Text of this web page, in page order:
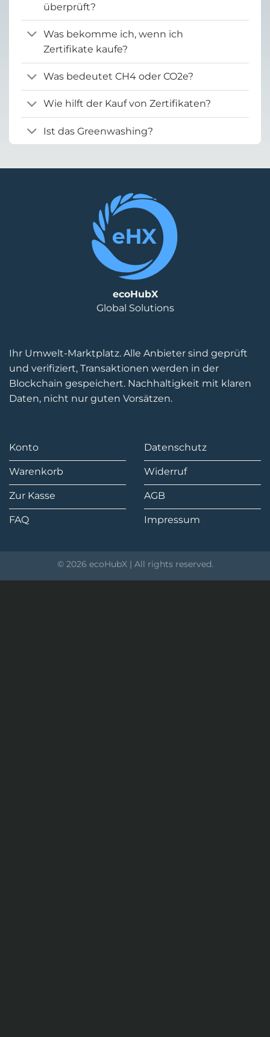
überprüft?
Was bekomme ich, wenn ich
Zertifikate kaufe?
Was bedeutet CH4 oder CO2e?
Wie hilft der Kauf von Zertifikaten?
Ist das Greenwashing?
Ihr Umwelt-Marktplatz. Alle Anbieter sind geprüft
und verifiziert, Transaktionen werden in der
Blockchain gespeichert. Nachhaltigkeit mit klaren
Daten, nicht nur guten Vorsätzen.
Konto
Warenkorb
Zur Kasse
FAQ
Datenschutz
Widerruf
AGB
Impressum
ecoHubX
Global Solutions
© 2026 ecoHubX | All rights reserved.